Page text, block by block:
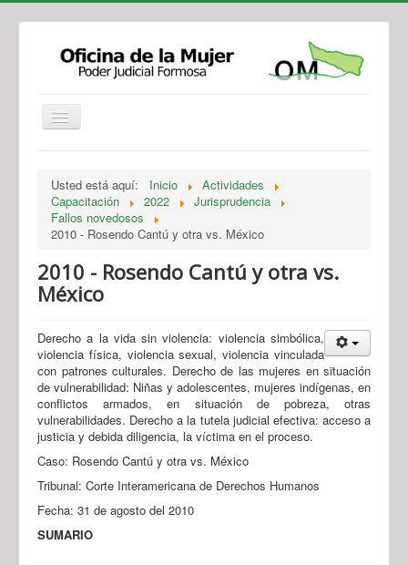
Legislación
Novedades
Recursos y Servicios de Atención
Usted está aquí: Inicio
Actividades
Capacitación
2022
Jurisprudencia
Fallos novedosos
2010 - Rosendo Cantú y otra vs. México
2010 - Rosendo Cantú y otra vs.
México
Derecho a la vida sin violencia: violencia simbólica,
violencia física, violencia sexual, violencia vinculada
con patrones culturales. Derecho de las mujeres en situación
de vulnerabilidad: Niñas y adolescentes, mujeres indígenas, en
conflictos armados, en situación de pobreza, otras
vulnerabilidades. Derecho a la tutela judicial efectiva: acceso a
justicia y debida diligencia, la víctima en el proceso.
Caso: Rosendo Cantú y otra vs. México
Tribunal: Corte Interamericana de Derechos Humanos
Fecha: 31 de agosto del 2010
SUMARIO